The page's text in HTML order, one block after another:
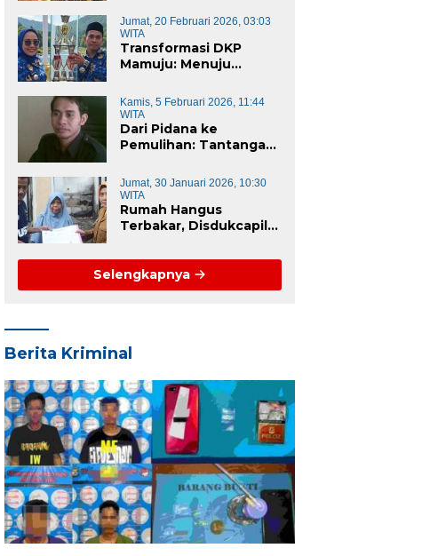
Jumat, 20 Februari 2026, 03:03
WITA
Transformasi DKP
Mamuju: Menuju
Berkelanjutan untuk
Mewujudkan “Mamuju
Keren”
Kamis, 5 Februari 2026, 11:44
WITA
Dari Pidana ke
Pemulihan: Tantangan
Kecamatan di Era KUHP
Baru
Jumat, 30 Januari 2026, 10:30
WITA
Rumah Hangus
Terbakar, Disdukcapil
Langsung Lapangan
Pulihkan Dokumen
Korban
Selengkapnya
Berita Kriminal